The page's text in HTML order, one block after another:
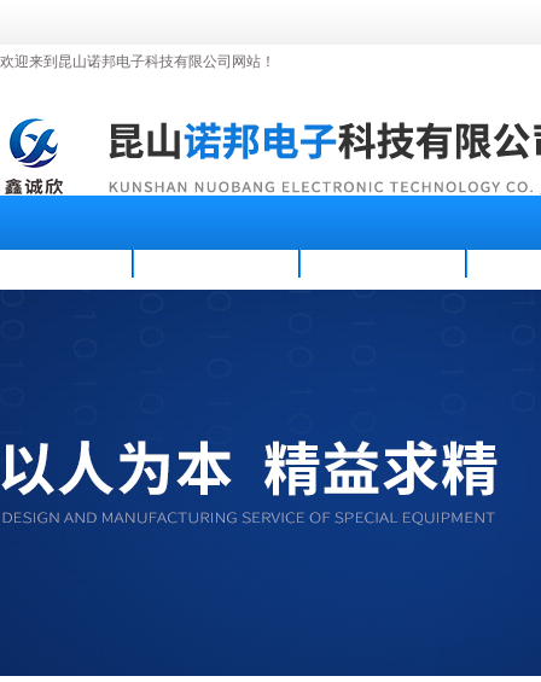
欢迎来到昆山诺邦电子科技有限公司网站！